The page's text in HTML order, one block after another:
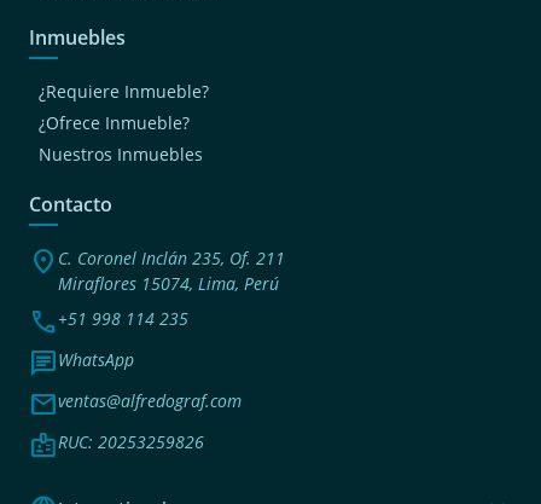
Inmuebles
¿Requiere Inmueble?
¿Ofrece Inmueble?
Nuestros Inmuebles
Contacto
location_on C. Coronel Inclán 235, Of. 211
Miraflores 15074, Lima, Perú
phone+51 998 114 235
chatWhatsApp
mailventas@alfredograf.com
badgeRUC: 20253259826